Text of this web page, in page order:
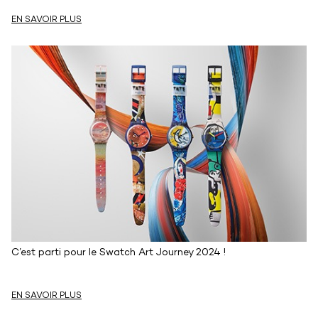
EN SAVOIR PLUS
C’est parti pour le Swatch Art Journey 2024 !
EN SAVOIR PLUS